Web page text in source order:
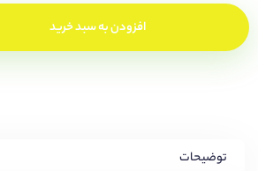
افزودن به سبد خرید
توضیحات